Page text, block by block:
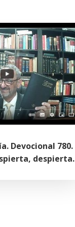
Devocional 780.
despierta.